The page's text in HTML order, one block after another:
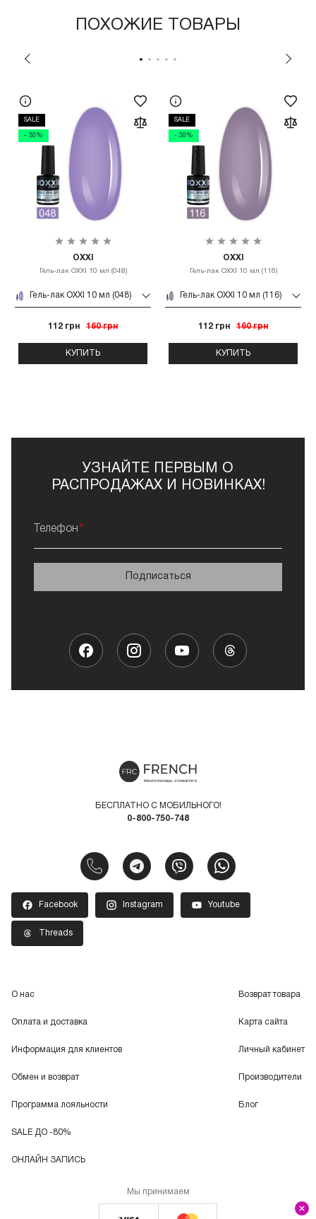
ПОХОЖИЕ ТОВАРЫ
SALE
- 30%
OXXI
Гель-лак OXXI 10 мл (048)
Гель-лак OXXI 10 мл (048)
112 грн 160 грн
КУПИТЬ
SALE
- 30%
OXXI
Гель-лак OXXI 10 мл (116)
Гель-лак OXXI 10 мл (116)
112 грн 160 грн
КУПИТЬ
УЗНАЙТЕ ПЕРВЫМ О
РАСПРОДАЖАХ И НОВИНКАХ!
Телефон
Подписаться
БЕСПЛАТНО С МОБИЛЬНОГО!
0-800-750-748
Facebook Instagram Youtube
Threads
О нас
Оплата и доставка
Информация для клиентов
Обмен и возврат
Программа лояльности
SALE ДО -80%
ОНЛАЙН ЗАПИСЬ
Возврат товара
Карта сайта
Личный кабинет
Производители
Блог
Мы принимаем